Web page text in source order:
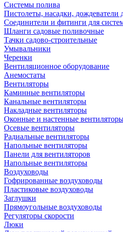
Системы полива
Пистолеты, насадки, дождеватели
Соединители и фитинги для
Шланги садовые поливочные
Тачки садово-строительные
Умывальники
Черенки
Вентиляционное оборудование
Анемостаты
Вентиляторы
Каминные вентиляторы
Канальные вентиляторы
Накладные вентиляторы
Оконные и настенные
Осевые вентиляторы
Радиальные вентиляторы
Напольные вентиляторы
Панели для вентиляторов
Напольные вентиляторы
Воздуховоды
Гофрированные воздуховоды
Пластиковые воздуховоды
Заглушки
Прямоугольные воздуховоды
Регуляторы скорости
Люки